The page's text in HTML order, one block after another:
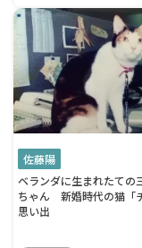
佐藤陽
ベランダに生まれたての
ちゃん 新婚時代の猫「
思い出